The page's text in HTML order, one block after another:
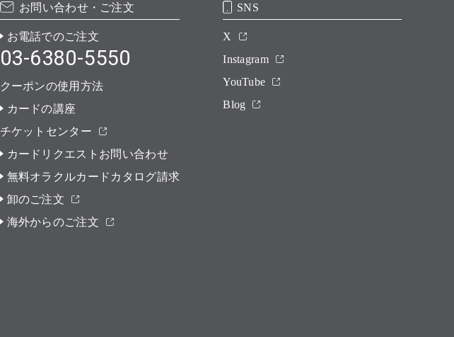
お問い合わせ・ご注文
お電話でのご注文
03-6380-5550
クーポンの使用方法
カードの講座
チケットセンター
カードリクエストお問い合わせ
無料オラクルカードカタログ請求
卸のご注文
海外からのご注文
SNS
X
Instagram
YouTube
Blog